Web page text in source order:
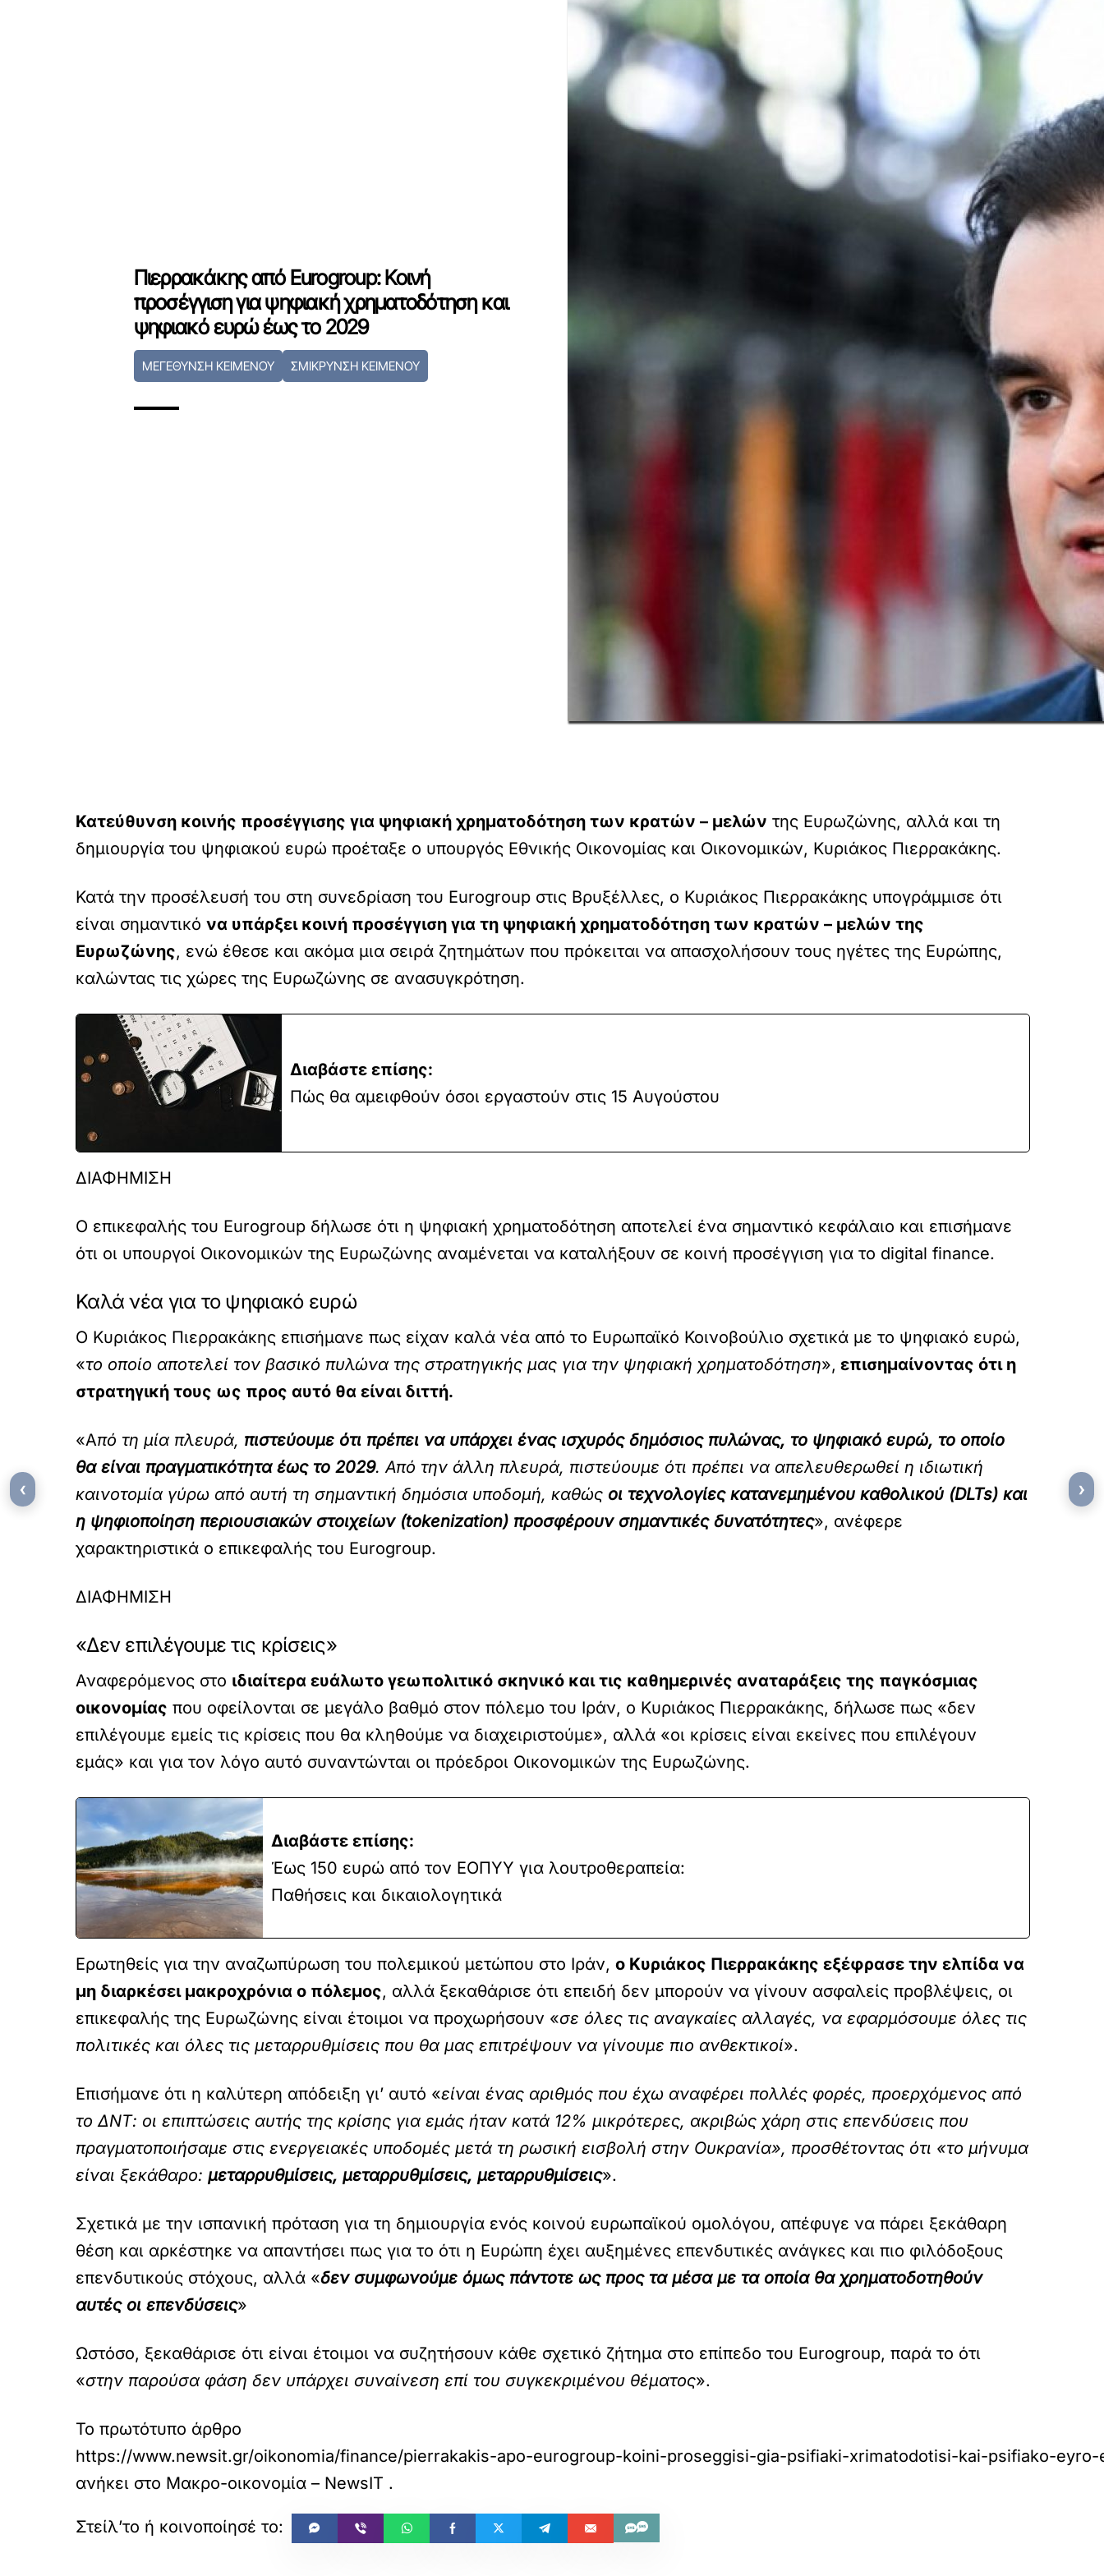
Πιερρακάκης από Eurogroup: Κοινή
προσέγγιση για ψηφιακή χρηματοδότηση και
ψηφιακό ευρώ έως το 2029
ΜΕΓΕΘΥΝΣΗ ΚΕΙΜΕΝΟΥ ΣΜΙΚΡΥΝΣΗ ΚΕΙΜΕΝΟΥ
Κατεύθυνση κοινής προσέγγισης για ψηφιακή χρηματοδότηση των κρατών – μελών της Ευρωζώνης, αλλά και τη
δημιουργία του ψηφιακού ευρώ προέταξε ο υπουργός Εθνικής Οικονομίας και Οικονομικών, Κυριάκος Πιερρακάκης.
Κατά την προσέλευσή του στη συνεδρίαση του Eurogroup στις Βρυξέλλες, ο Κυριάκος Πιερρακάκης υπογράμμισε ότι
είναι σημαντικό να υπάρξει κοινή προσέγγιση για τη ψηφιακή χρηματοδότηση των κρατών – μελών της
Ευρωζώνης, ενώ έθεσε και ακόμα μια σειρά ζητημάτων που πρόκειται να απασχολήσουν τους ηγέτες της Ευρώπης,
καλώντας τις χώρες της Ευρωζώνης σε ανασυγκρότηση.
Διαβάστε επίσης:
Πώς θα αμειφθούν όσοι εργαστούν στις 15 Αυγούστου
ΔΙΑΦΗΜΙΣΗ
Ο επικεφαλής του Eurogroup δήλωσε ότι η ψηφιακή χρηματοδότηση αποτελεί ένα σημαντικό κεφάλαιο και επισήμανε
ότι οι υπουργοί Οικονομικών της Ευρωζώνης αναμένεται να καταλήξουν σε κοινή προσέγγιση για το digital finance.
Καλά νέα για το ψηφιακό ευρώ
Ο Κυριάκος Πιερρακάκης επισήμανε πως είχαν καλά νέα από το Ευρωπαϊκό Κοινοβούλιο σχετικά με το ψηφιακό ευρώ,
«το οποίο αποτελεί τον βασικό πυλώνα της στρατηγικής μας για την ψηφιακή χρηματοδότηση», επισημαίνοντας ότι η
στρατηγική τους ως προς αυτό θα είναι διττή.
«Από τη μία πλευρά, πιστεύουμε ότι πρέπει να υπάρχει ένας ισχυρός δημόσιος πυλώνας, το ψηφιακό ευρώ, το οποίο
θα είναι πραγματικότητα έως το 2029. Από την άλλη πλευρά, πιστεύουμε ότι πρέπει να απελευθερωθεί η ιδιωτική
καινοτομία γύρω από αυτή τη σημαντική δημόσια υποδομή, καθώς οι τεχνολογίες κατανεμημένου καθολικού (DLTs) και
η ψηφιοποίηση περιουσιακών στοιχείων (tokenization) προσφέρουν σημαντικές δυνατότητες», ανέφερε
χαρακτηριστικά ο επικεφαλής του Eurogroup.
ΔΙΑΦΗΜΙΣΗ
«Δεν επιλέγουμε τις κρίσεις»
Αναφερόμενος στο ιδιαίτερα ευάλωτο γεωπολιτικό σκηνικό και τις καθημερινές αναταράξεις της παγκόσμιας
οικονομίας που οφείλονται σε μεγάλο βαθμό στον πόλεμο του Ιράν, ο Κυριάκος Πιερρακάκης, δήλωσε πως «δεν
επιλέγουμε εμείς τις κρίσεις που θα κληθούμε να διαχειριστούμε», αλλά «οι κρίσεις είναι εκείνες που επιλέγουν
εμάς» και για τον λόγο αυτό συναντώνται οι πρόεδροι Οικονομικών της Ευρωζώνης.
Διαβάστε επίσης:
Έως 150 ευρώ από τον ΕΟΠΥΥ για λουτροθεραπεία:
Παθήσεις και δικαιολογητικά
Ερωτηθείς για την αναζωπύρωση του πολεμικού μετώπου στο Ιράν, ο Κυριάκος Πιερρακάκης εξέφρασε την ελπίδα να
μη διαρκέσει μακροχρόνια ο πόλεμος, αλλά ξεκαθάρισε ότι επειδή δεν μπορούν να γίνουν ασφαλείς προβλέψεις, οι
επικεφαλής της Ευρωζώνης είναι έτοιμοι να προχωρήσουν «σε όλες τις αναγκαίες αλλαγές, να εφαρμόσουμε όλες τις
πολιτικές και όλες τις μεταρρυθμίσεις που θα μας επιτρέψουν να γίνουμε πιο ανθεκτικοί».
Επισήμανε ότι η καλύτερη απόδειξη γι’ αυτό «είναι ένας αριθμός που έχω αναφέρει πολλές φορές, προερχόμενος από
το ΔΝΤ: οι επιπτώσεις αυτής της κρίσης για εμάς ήταν κατά 12% μικρότερες, ακριβώς χάρη στις επενδύσεις που
πραγματοποιήσαμε στις ενεργειακές υποδομές μετά τη ρωσική εισβολή στην Ουκρανία», προσθέτοντας ότι «το μήνυμα
είναι ξεκάθαρο: μεταρρυθμίσεις, μεταρρυθμίσεις, μεταρρυθμίσεις».
Σχετικά με την ισπανική πρόταση για τη δημιουργία ενός κοινού ευρωπαϊκού ομολόγου, απέφυγε να πάρει ξεκάθαρη
θέση και αρκέστηκε να απαντήσει πως για το ότι η Ευρώπη έχει αυξημένες επενδυτικές ανάγκες και πιο φιλόδοξους
επενδυτικούς στόχους, αλλά «δεν συμφωνούμε όμως πάντοτε ως προς τα μέσα με τα οποία θα χρηματοδοτηθούν
αυτές οι επενδύσεις»
Ωστόσο, ξεκαθάρισε ότι είναι έτοιμοι να συζητήσουν κάθε σχετικό ζήτημα στο επίπεδο του Eurogroup, παρά το ότι
«στην παρούσα φάση δεν υπάρχει συναίνεση επί του συγκεκριμένου θέματος».
Το πρωτότυπο άρθρο
https://www.newsit.gr/oikonomia/finance/pierrakakis-apo-eurogroup-koini-proseggisi-gia-psifiaki-xrimatodotisi-kai-psifiako-
ανήκει στο Μακρο-οικονομία – NewsIT .
‹ ›